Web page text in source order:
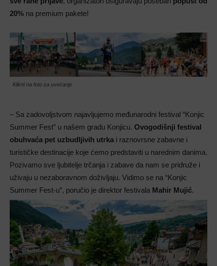
20% na premium pakete!
Klikni na foto za uvećanje
– Sa zadovoljstvom najavljujemo međunarodni festival “Konjic
Summer Fest” u našem gradu Konjicu. Ovogodišnji festival
obuhvaća pet uzbudljivih utrka i raznovrsne zabavne i
turističke destinacije koje ćemo predstaviti u narednim danima.
Pozivamo sve ljubitelje trčanja i zabave da nam se pridruže i
uživaju u nezaboravnom doživljaju. Vidimo se na “Konjic
Summer Fest-u”, poručio je direktor festivala Mahir Mujić.